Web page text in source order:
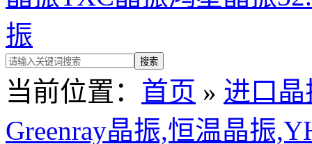
振
当前位置： 首页 » 进口晶
Greenray晶振,恒温晶振